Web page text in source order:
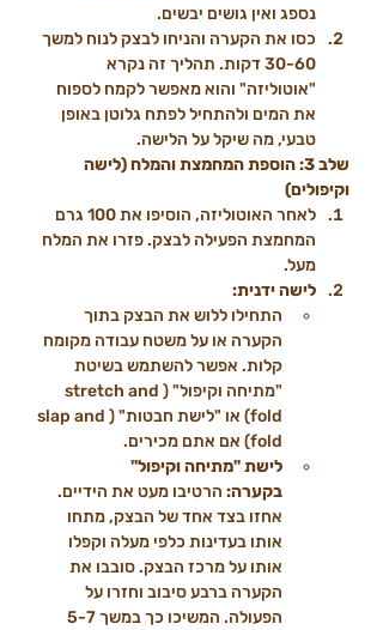
נספג ואין גושים יבשים.
כסו את הקערה והניחו לבצק לנוח למשך
30-60 דקות. תהליך זה נקרא
"אוטוליזה" והוא מאפשר לקמח לספוח
את המים ולהתחיל לפתח גלוטן באופן
טבעי, מה שיקל על הלישה.
שלב 3: הוספת המחמצת והמלח (לישה
וקיפולים)
לאחר האוטוליזה, הוסיפו את 100 גרם
המחמצת הפעילה לבצק. פזרו את המלח
מעל.
לישה ידנית:
התחילו ללוש את הבצק בתוך
הקערה או על משטח עבודה מקומח
קלות. אפשר להשתמש בשיטת
"מתיחה וקיפול" (stretch and
fold) או "לישת חבטות" (slap and
fold) אם אתם מכירים.
לישת "מתיחה וקיפול"
בקערה: הרטיבו מעט את הידיים.
אחזו בצד אחד של הבצק, מתחו
אותו בעדינות כלפי מעלה וקפלו
אותו על מרכז הבצק. סובבו את
הקערה ברבע סיבוב וחזרו על